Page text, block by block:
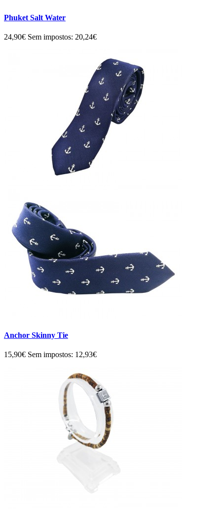
Phuket Salt Water
24,90€ Sem impostos: 20,24€
Anchor Skinny Tie
15,90€ Sem impostos: 12,93€